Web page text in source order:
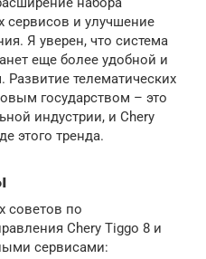
сервисов и улучшение
Я уверен, что система
еще более удобной и
телематических
государством – это
индустрии, и Chery
этого тренда.
советов по
Chery Tiggo 8 и
сервисами: